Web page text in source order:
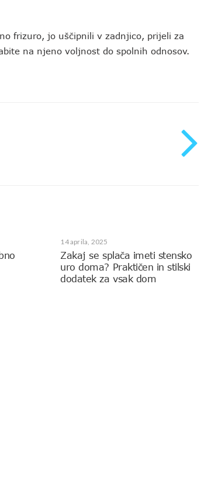
frizuro, jo uščipnili v zadnjico, prijeli za
na njeno voljnost do spolnih odnosov.
14 aprila, 2025
Zakaj se splača imeti stensko
uro doma? Praktičen in stilski
dodatek za vsak dom